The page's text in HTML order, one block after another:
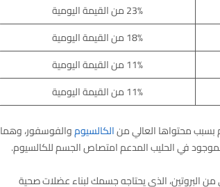
23% من القيمة اليومية
18% من القيمة اليومية
11% من القيمة اليومية
11% من القيمة اليومية
بسبب محتواها العالي منالكالسيوموالفوسفور، وهما
الموجود في الحليب المدعم امتصاص الجسم للكالسيوم.
في الحليب تأتي من البروتين، الذي يحتاجه جسمك لبناء عضلات صحية